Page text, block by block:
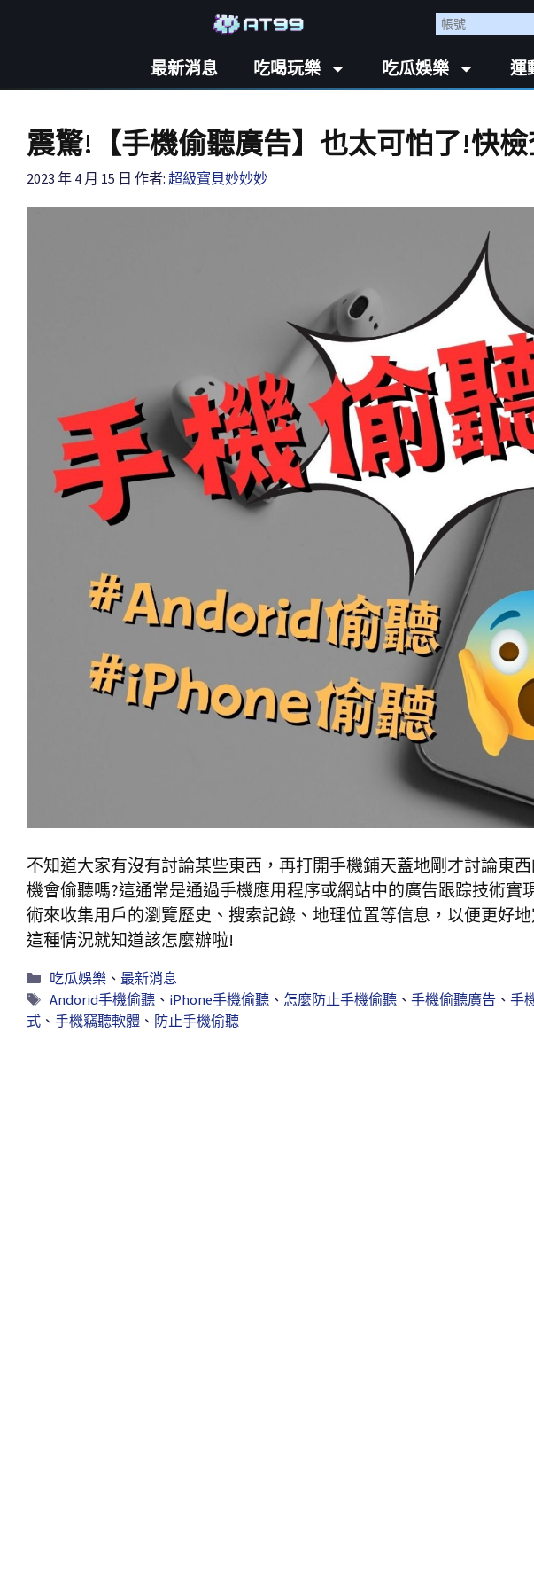
最新消息 吃喝玩樂 吃瓜娛樂 運
震驚!【手機偷聽廣告】也太可怕了!快
2023 年 4 月 15 日 作者: 超級寶貝妙妙妙
不知道大家有沒有討論某些東西，再打開手機鋪天蓋地剛才討論東
機會偷聽嗎?這通常是通過手機應用程序或網站中的廣告跟踪技術實
術來收集用戶的瀏覽歷史、搜索記錄、地理位置等信息，以便更好
這種情況就知道該怎麼辦啦!
吃瓜娛樂、 最新消息
Andorid手機偷聽、 iPhone手機偷聽、 怎麼防止手機偷聽、 手機偷聽廣告、 手
式 、 手機竊聽軟體 、 防止手機偷聽